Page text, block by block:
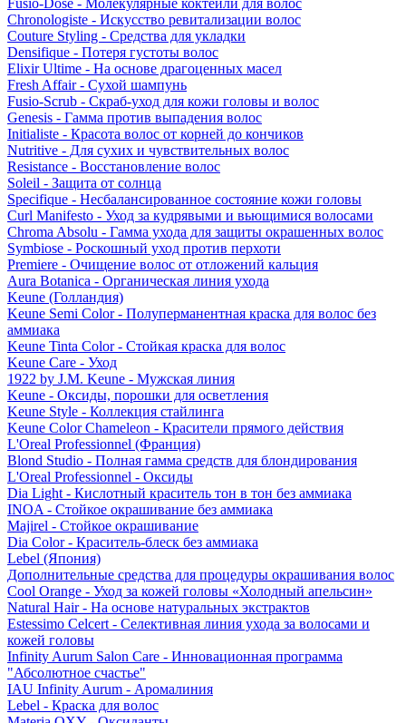
Fusio-Dose - Молекулярные коктейли для волос
Chronologiste - Искусство ревитализации волос
Couture Styling - Средства для укладки
Densifique - Потеря густоты волос
Elixir Ultime - На основе драгоценных масел
Fresh Affair - Сухой шампунь
Fusio-Scrub - Скраб-уход для кожи головы и волос
Genesis - Гамма против выпадения волос
Initialiste - Красота волос от корней до кончиков
Nutritive - Для сухих и чувствительных волос
Resistance - Восстановление волос
Soleil - Защита от солнца
Specifique - Несбалансированное состояние кожи головы
Curl Manifesto - Уход за кудрявыми и вьющимися волосами
Chroma Absolu - Гамма ухода для защиты окрашенных волос
Symbiose - Роскошный уход против перхоти
Premiere - Очищение волос от отложений кальция
Aura Botanica - Органическая линия ухода
Keune (Голландия)
Keune Semi Color - Полуперманентная краска для волос без
аммиака
Keune Tinta Color - Стойкая краска для волос
Keune Care - Уход
1922 by J.M. Keune - Мужская линия
Keune - Оксиды, порошки для осветления
Keune Style - Коллекция стайлинга
Keune Color Chameleon - Красители прямого действия
L'Oreal Professionnel (Франция)
Blond Studio - Полная гамма средств для блондирования
L'Oreal Professionnel - Оксиды
Dia Light - Кислотный краситель тон в тон без аммиака
INOA - Стойкое окрашивание без аммиака
Majirel - Стойкое окрашивание
Dia Color - Краситель-блеск без аммиака
Lebel (Япония)
Дополнительные средства для процедуры окрашивания волос
Cool Orange - Уход за кожей головы «Холодный апельсин»
Natural Hair - На основе натуральных экстрактов
Estessimo Celcert - Селективная линия ухода за волосами и
кожей головы
Infinity Aurum Salon Care - Инновационная программа
"Абсолютное счастье"
IAU Infinity Aurum - Аромалиния
Lebel - Краска для волос